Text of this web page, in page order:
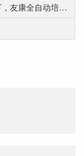
上一篇：临床医院IIT申报（一）｜818号令下，友康全自动培养工作站如何打通多中心验证之路